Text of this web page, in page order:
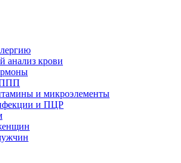
анализ крови
и микроэлементы
и ПЦР